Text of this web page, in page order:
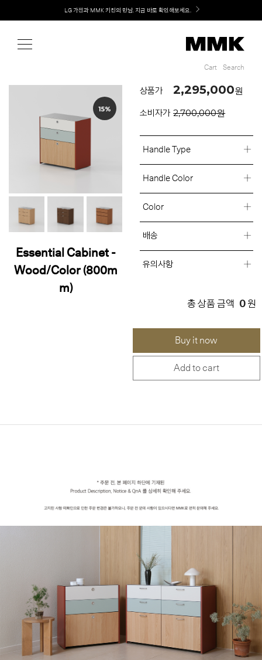
Welcome! 신규 회원가입 시 MMK Shop Coupon (총 60만원) 지급
Cart Search
Essential Cabinet -
Wood/Color (800m
m)
15%
상품가 2,295,000원
소비자가 2,700,000원
Handle Type
Handle Color
Color
배송
유의사항
총 상품 금액 0 원
Buy it now
Add to cart